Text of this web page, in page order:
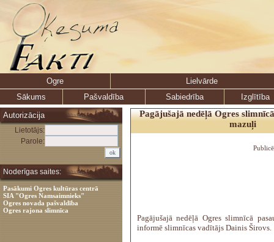
Ogre
Lielvārde
Sākums
Pašvaldība Sabiedrība
Izglītība
Autorizācija
Lietotājs:
Parole:
Noderīgas saites:
Pasākumi Ogres kultūras centrā
SIA "Ogres Namsaimnieks"
Ogres novada pašvaldība
Ogres rajona slimnīca
Pagājušajā nedēļā Ogres
mazuļi
Pagājušajā nedēļā Ogres slimnīcā
informē slimnīcas vadītājs Dainis Širovs.